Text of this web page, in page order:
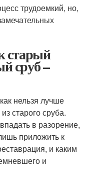
трудоемкий, но,
старый
сруб –
нельзя лучше
старого сруба.
в разорение,
приложить к
и каким
и